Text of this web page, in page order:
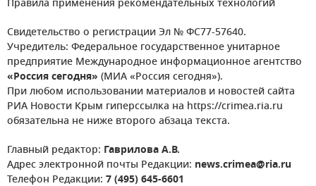
Правила применения рекомендательных технологий
Свидетельство о регистрации Эл № ФС77-57640.
Учредитель: Федеральное государственное унитарное
предприятие Международное информационное агентство
«Россия сегодня» (МИА «Россия сегодня»).
При любом использовании материалов и новостей сайта
РИА Новости Крым гиперссылка на https://crimea.ria.ru
обязательна не ниже второго абзаца текста.
Главный редактор: Гаврилова А.В.
Адрес электронной почты Редакции: news.crimea@ria.ru
Телефон Редакции: 7 (495) 645-6601